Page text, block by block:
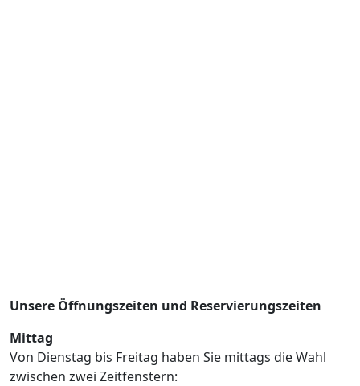
Unsere Öffnungszeiten und Reservierungszeiten
Mittag
Von Dienstag bis Freitag haben Sie mittags die Wahl
zwischen zwei Zeitfenstern: